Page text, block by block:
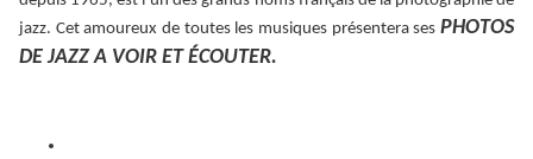
jazz. Cet amoureux de toutes les musiques présentera ses PHOTOS
DE JAZZ A VOIR ET ÉCOUTER.